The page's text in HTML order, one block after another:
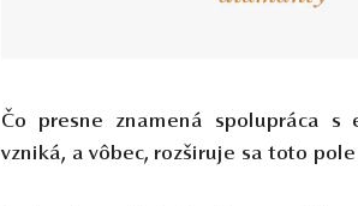
Čo presne znamená spolupráca s
vzniká, a vôbec, rozširuje sa toto